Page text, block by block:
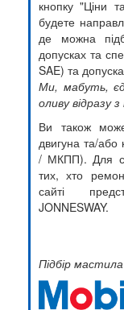
кнопку "Ціни
будете
де можна
допусках та
SAE) та
Ми, мабуть,
оливу відразу
Ви також
двигуна та/
/ МКПП). Для
тих, хто
сайті
JONNESWAY.
Підбір